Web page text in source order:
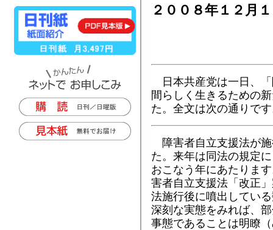
２００８年１２月
日本共産党は一日、
間らしく生きるための
た。全文は次の通りで
障害者自立支援法が
た。来年は同法の規定
おこなう年にあたりま
害者自立支援法「改正
法施行後に噴出してい
深刻な実態をみれば、
事態であることは明瞭